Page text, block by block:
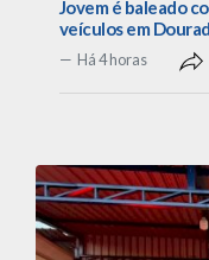
Jovem é baleado
veículos em
Há 4 horas